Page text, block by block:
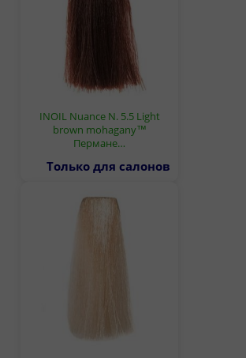
INOIL Nuance N. 5.5 Light
brown mohagany™
Пермане…
Только для салонов